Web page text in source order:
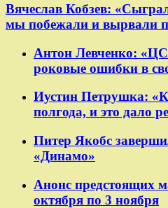
Вячеслав Кобзев:
мы побежали и вырвали
Антон Левченко:
роковые ошибки в
Иустин Петрушка:
полгода, и это дало
Питер Якобс
«Динамо»
Анонс предстоящих
октября по 3 ноября